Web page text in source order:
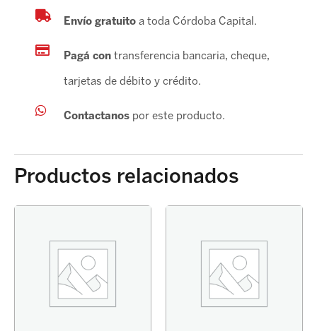
Envío gratuitoa toda Córdoba Capital.
Pagá contransferencia bancaria, cheque,
tarjetas de débito y crédito.
Contactanospor este producto.
Productos relacionados